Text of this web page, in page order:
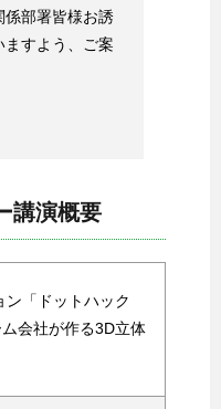
係部署皆様お誘
ますよう、ご案
講演概要
ン「ドットハック
会社が作る3D立体